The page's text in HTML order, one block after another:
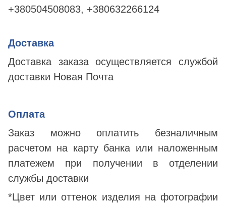
+380504508083, +380632266124
Доставка
Доставка заказа осуществляется службой
доставки Новая Почта
Оплата
Заказ можно оплатить безналичным
расчетом на карту банка или наложенным
платежем при получении в отделении
службы доставки
*Цвет или оттенок изделия на фотографии